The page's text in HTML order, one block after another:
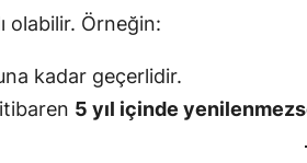
olabilir. Örneğin:
kadar geçerlidir.
5 yıl içinde